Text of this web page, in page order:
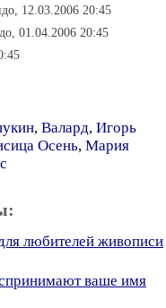
12.03.2006 20:45
01.04.2006 20:45
, Валард, Игорь
Осень, Мария
любителей живописи
ваше имя